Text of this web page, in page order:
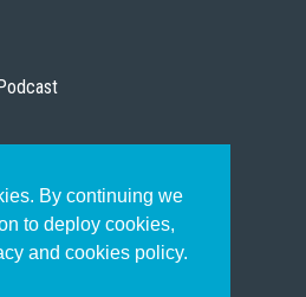
By continuing we
to deploy cookies,
and cookies policy.